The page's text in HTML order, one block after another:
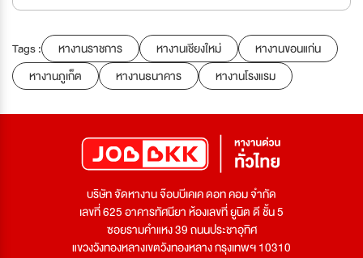
Tags : หางานราชการ หางานเชียงใหม่
หางานขอนแก่น
หางานภูเก็ต
หางานธนาคาร หางานโรงแรม
บริษัท จัดหางาน จ๊อบบีเคเค ดอท คอม จำกัด
เลขที่ 625 อาคารทัศนียา ห้องเลขที่ ยูนิต ดี ชั้น 5
ซอยรามคำแหง 39 ถนนประชาอุทิศ
แขวงวังทองหลางเขตวังทองหลาง กรุงเทพฯ 10310